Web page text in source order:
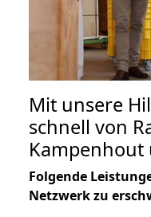
Mit unsere
schnell von
Kampenhout
Folgende
Netzwerk zu